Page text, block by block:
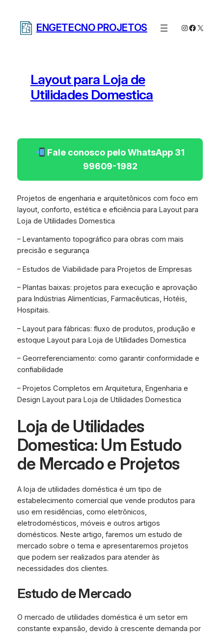
ENGETECNO PROJETOS Instagram
X
Layout para Loja de
Utilidades Domestica
Fale conosco pelo WhatsApp 31
99609-1982
Projetos de engenharia e arquitetônicos com foco em
layout, conforto, estética e eficiência para Layout para
Loja de Utilidades Domestica
– Levantamento topográfico para obras com mais
precisão e segurança
– Estudos de Viabilidade para Projetos de Empresas
– Plantas baixas: projetos para execução e aprovação
para Indústrias Alimentícias, Farmacêuticas, Hotéis,
Hospitais.
– Layout para fábricas: fluxo de produtos, produção e
estoque Layout para Loja de Utilidades Domestica
– Georreferenciamento: como garantir conformidade e
confiabilidade
– Projetos Completos em Arquitetura, Engenharia e
Design Layout para Loja de Utilidades Domestica
Loja de Utilidades
Domestica: Um Estudo
de Mercado e Projetos
A loja de utilidades doméstica é um tipo de
estabelecimento comercial que vende produtos para
uso em residências, como eletrônicos,
eletrodomésticos, móveis e outros artigos
domésticos. Neste artigo, faremos um estudo de
mercado sobre o tema e apresentaremos projetos
que podem ser realizados para atender às
necessidades dos clientes.
Estudo de Mercado
O mercado de utilidades doméstica é um setor em
constante expansão, devido à crescente demanda por